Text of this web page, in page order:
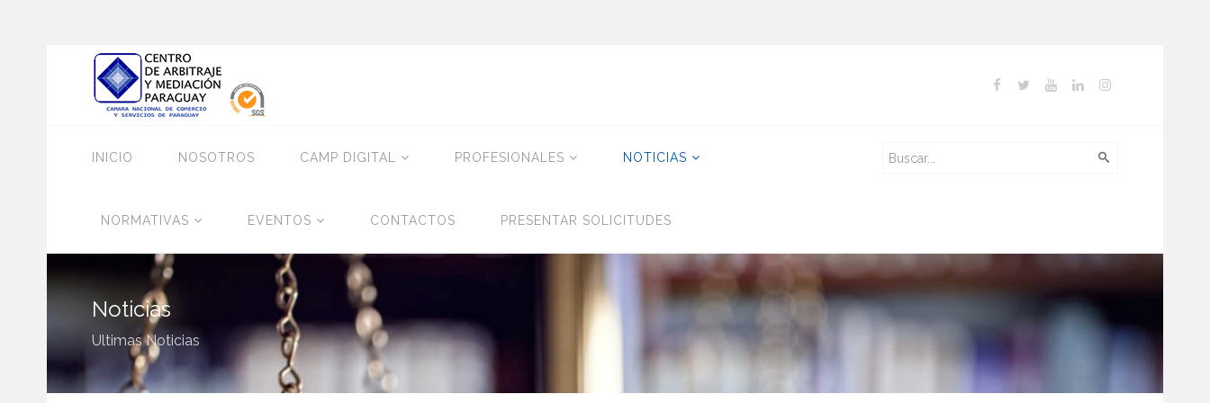
INICIO NOSOTROS CAMP DIGITAL PROFESIONALES NOTICIAS
NORMATIVAS EVENTOS CONTACTOS PRESENTAR SOLICITUDES
Noticias
Ultimas Noticias